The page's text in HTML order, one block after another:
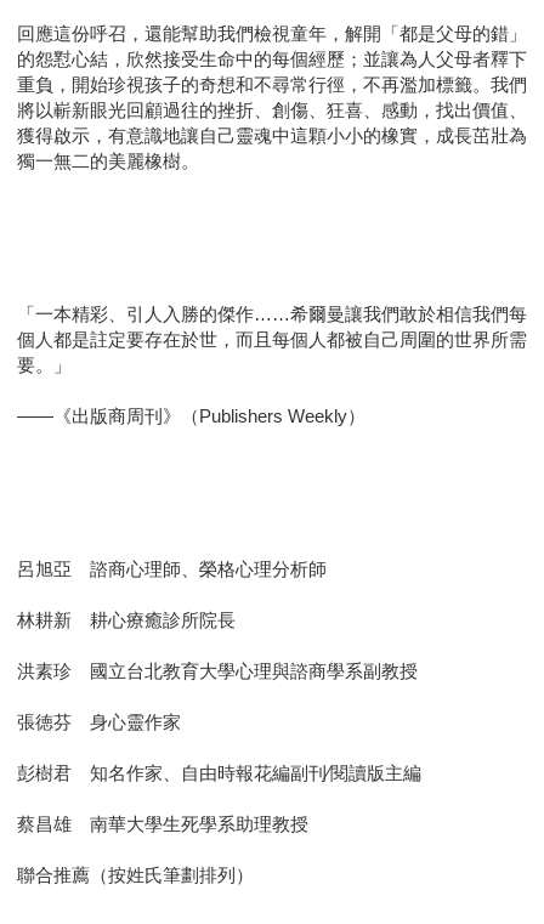
回應這份呼召，還能幫助我們檢視童年，解開「都是父母的錯」
的怨懟心結，欣然接受生命中的每個經歷；並讓為人父母者釋下
重負，開始珍視孩子的奇想和不尋常行徑，不再濫加標籤。我們
將以嶄新眼光回顧過往的挫折、創傷、狂喜、感動，找出價值、
獲得啟示，有意識地讓自己靈魂中這顆小小的橡實，成長茁壯為
獨一無二的美麗橡樹。
「一本精彩、引人入勝的傑作……希爾曼讓我們敢於相信我們每
個人都是註定要存在於世，而且每個人都被自己周圍的世界所需
要。」
――《出版商周刊》（Publishers Weekly）
呂旭亞 諮商心理師、榮格心理分析師
林耕新 耕心療癒診所院長
洪素珍 國立台北教育大學心理與諮商學系副教授
張徳芬 身心靈作家
彭樹君 知名作家、自由時報花編副刊∕閱讀版主編
蔡昌雄 南華大學生死學系助理教授
聯合推薦（按姓氏筆劃排列）